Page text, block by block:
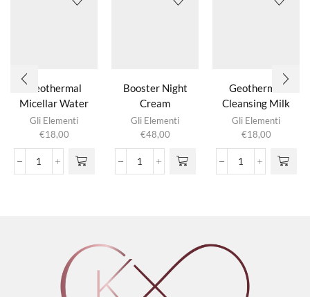
Geothermal
Micellar Water
Gli Elementi
€18,00
Geothermal
Booster Night
Cream
Gli Elementi
€48,00
Booster
Geothermal
Cleansing Milk
Gli Elementi
€18,00
Geothermal